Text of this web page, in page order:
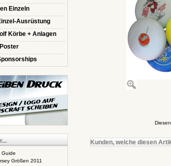
Einzeln
Ausrüstung
Körbe + Anlagen
Guide
Größen 2011
Kunden, welche diesen